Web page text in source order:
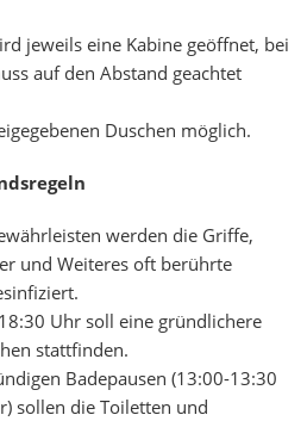
jeweils eine Kabine geöffnet, bei
auf den Abstand geachtet
Duschen möglich.
werden die Griffe,
und Weiteres oft berührte
Uhr soll eine gründlichere
stattfinden.
Badepausen (13:00-13:30
sollen die Toiletten und